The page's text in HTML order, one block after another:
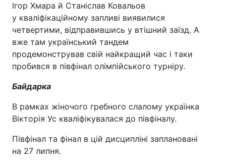
Ігор Хмара й Станіслав Ковальов
у кваліфікаційному запливі виявилися
четвертими, відправившись у втішний заїзд. А
вже там український тандем
продемонстрував свій найкращий час і таки
пробився в півфінал олімпійського турніру.
Байдарка
В рамках жіночого гребного слалому українка
Вікторія Ус кваліфікувалася до півфіналу.
Півфінал та фінал в цій дисципліні заплановані
на 27 липня.